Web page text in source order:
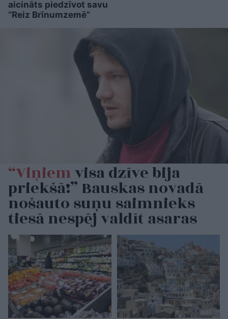
aicināts piedzīvot savu
“Reiz Brīnumzemē”
“Viņiemvisa dzīve bija
priekšā!” Bauskas novadā
nošauto suņu saimnieks
tiesā nespēj valdīt asaras